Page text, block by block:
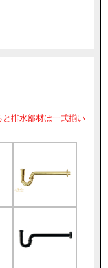
と排水部材は一式揃い